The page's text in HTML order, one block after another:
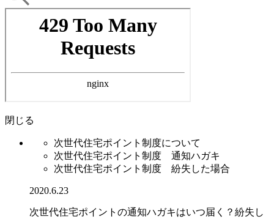
閉じる
次世代住宅ポイント制度について
次世代住宅ポイント制度 通知ハガキ
次世代住宅ポイント制度 紛失した場合
2020.6.23
次世代住宅ポイントの通知ハガキはいつ届く？紛失し